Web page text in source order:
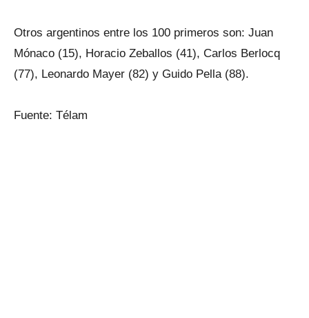
Otros argentinos entre los 100 primeros son: Juan
Mónaco (15), Horacio Zeballos (41), Carlos Berlocq
(77), Leonardo Mayer (82) y Guido Pella (88).
Fuente: Télam